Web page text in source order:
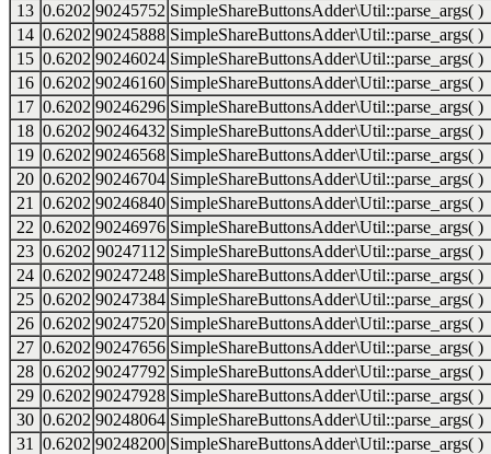
13 0.6202 90245752 SimpleShareButtonsAdder\Util::parse_args( )
14 0.6202 90245888 SimpleShareButtonsAdder\Util::parse_args( )
15 0.6202 90246024 SimpleShareButtonsAdder\Util::parse_args( )
16 0.6202 90246160 SimpleShareButtonsAdder\Util::parse_args( )
17 0.6202 90246296 SimpleShareButtonsAdder\Util::parse_args( )
18 0.6202 90246432 SimpleShareButtonsAdder\Util::parse_args( )
19 0.6202 90246568 SimpleShareButtonsAdder\Util::parse_args( )
20 0.6202 90246704 SimpleShareButtonsAdder\Util::parse_args( )
21
0.6202 90246840 SimpleShareButtonsAdder\Util::parse_args( )
22 0.6202 90246976 SimpleShareButtonsAdder\Util::parse_args( )
23 0.6202 90247112 SimpleShareButtonsAdder\Util::parse_args( )
24 0.6202 90247248 SimpleShareButtonsAdder\Util::parse_args( )
25 0.6202 90247384 SimpleShareButtonsAdder\Util::parse_args( )
26 0.6202 90247520 SimpleShareButtonsAdder\Util::parse_args( )
27 0.6202 90247656 SimpleShareButtonsAdder\Util::parse_args( )
28 0.6202 90247792 SimpleShareButtonsAdder\Util::parse_args( )
29 0.6202 90247928 SimpleShareButtonsAdder\Util::parse_args( )
30 0.6202 90248064 SimpleShareButtonsAdder\Util::parse_args( )
31
0.6202 90248200 SimpleShareButtonsAdder\Util::parse_args( )